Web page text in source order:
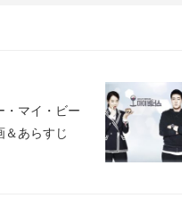
・マイ・ビー
＆あらすじ